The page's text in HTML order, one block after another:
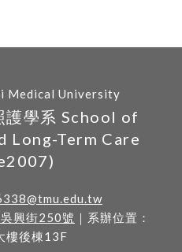
Medical University
護學系 School of
Long-Term Care
興街250號 ｜系辦位置：
樓後棟13F